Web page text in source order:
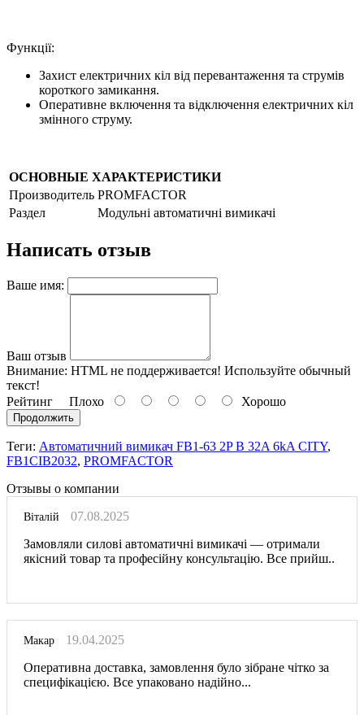
Функції:
Захист електричних кіл від перевантаження та струмів
короткого замикання.
Оперативне включення та відключення електричних кіл
змінного струму.
ОСНОВНЫЕ ХАРАКТЕРИСТИКИ
Производитель PROMFACTOR
Раздел
Модульні автоматичні вимикачі
Написать отзыв
Ваше имя:
Ваш отзыв
Внимание: HTML не поддерживается! Используйте обычный
текст!
Рейтинг Плохо Хорошо
Продолжить
Теги: Автоматичний вимикач FB1-63 2P B 32A 6kA CITY,
FB1CIB2032, PROMFACTOR
Отзывы о компании
Віталій
07.08.2025
Замовляли силові автоматичні вимикачі — отримали
якісний товар та професійну консультацію. Все прийш..
Макар
19.04.2025
Оперативна доставка, замовлення було зібране чітко за
специфікацією. Все упаковано надійно...